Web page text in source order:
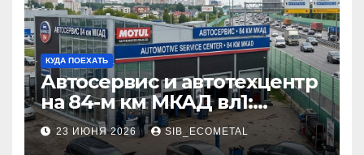
КУДА ПОЕХАТЬ
Автосервис и автотехцентр
на 84-м км МКАД вл1:
описание услуг и режим
работы
23 ИЮНЯ 2026 SIB_ECOMETAL